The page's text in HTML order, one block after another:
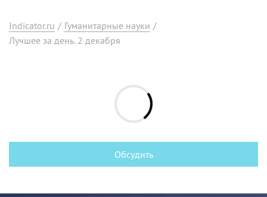
Indicator.ru / Гуманитарные науки /
Лучшее за день. 2 декабря
Обсудить